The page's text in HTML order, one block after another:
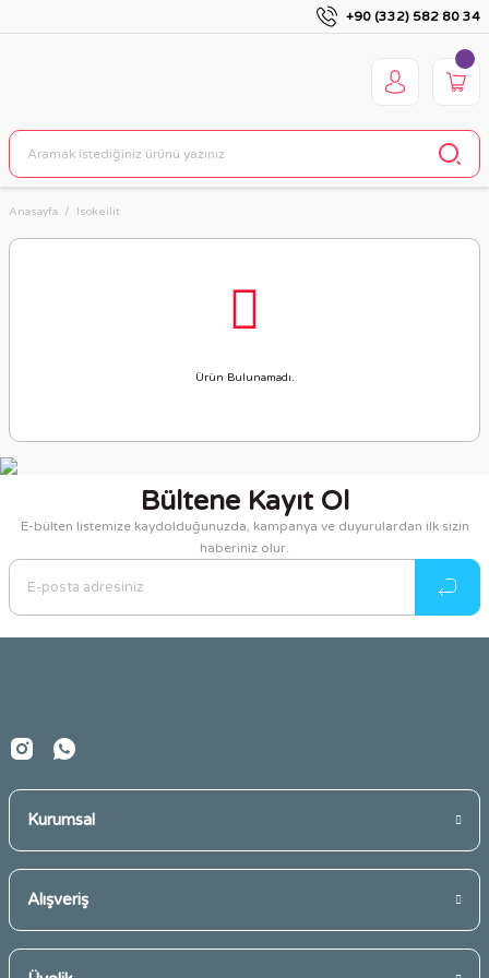
+90 (332) 582 80 34
Anasayfa Isokeilit
Ürün Bulunamadı.
Bültene Kayıt Ol
E-bülten listemize kaydolduğunuzda, kampanya ve duyurulardan ilk sizin
haberiniz olur.
Kurumsal
Alışveriş